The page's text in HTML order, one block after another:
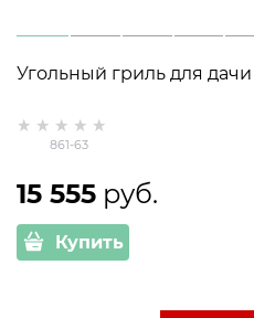
Угольный гриль для дачи
861-63
15 555 руб.
Купить